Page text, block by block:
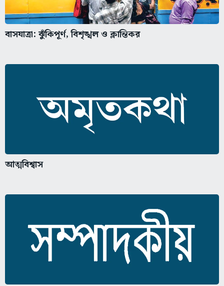
বাসযাত্রা: ঝুঁকিপূর্ণ, বিশৃঙ্খল ও ক্লান্তিকর
আত্মবিশ্বাস